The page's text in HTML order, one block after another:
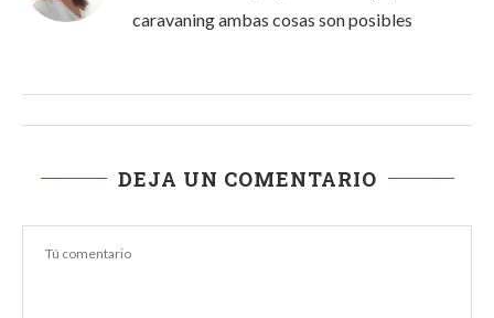
caravaning ambas cosas son posibles
DEJA UN COMENTARIO